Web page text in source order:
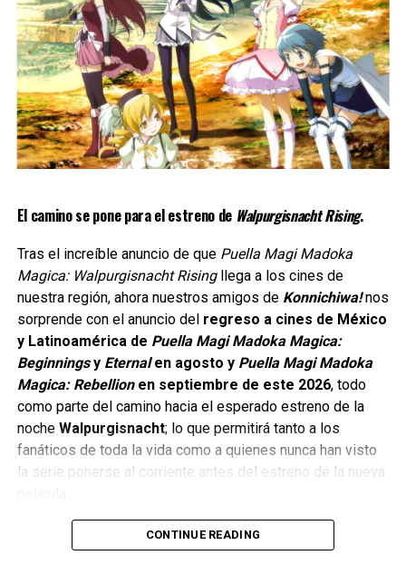
El video promocional ofreció un primer vistazo al tono de
la nueva temporada, manteniendo la energía brillante y
caótica que caracteriza a la serie.
la confirmación de más miembros del reparto, a medida
Mientras tanto, el avance promocional y el vídeo de
aniversario ofrecen mucho que los fans puedan volvera
ver mientras cuentan los meses.
Siguenos en todas nuestrasredes socialespara estar
enterado de lo más atractivo del mundo geek, además
suscríbete a nuestro canal deYoutubeypodcast
nueva película, se trata de la continuación de una historia
que permaneció inconclusa durante más de una década y
que marcó un antes y un después para el género de las
chicas mágicas.
El esperado desenlace de una historia
El camino se pone para el estreno de Walpurgisnacht Rising.
Tras el increíble anuncio de que Puella Magi Madoka
Magica: Walpurgisnacht Rising llega a los cines de
nuestra región, ahora nuestros amigos de Konnichiwa!nos
sorprende con el anuncio del regreso a cines de México
y Latinoamérica de Puella Magi Madoka Magica:
Beginningsy Eternalen agosto y Puella Magi Madoka
Magica: Rebellion en septiembre de este 2026, todo
como parte del camino hacia el esperado estreno de la
noche Walpurgisnacht; lo que permitirá tanto a los
fanáticos de toda la vida como a quienes nunca han visto
la serie ponerse al corriente antes del estreno de la nueva
CONTINUE READING